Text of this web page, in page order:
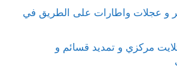
و عجلات واطارات على الطريق في
مركزي و تمديد قسائم و